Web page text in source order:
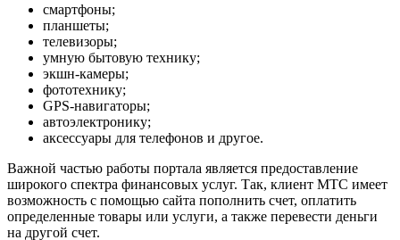
смартфоны;
планшеты;
телевизоры;
умную бытовую технику;
экшн-камеры;
фототехнику;
GPS-навигаторы;
автоэлектронику;
аксессуары для телефонов и другое.
Важной частью работы портала является предоставление
широкого спектра финансовых услуг. Так, клиент МТС имеет
возможность с помощью сайта пополнить счет, оплатить
определенные товары или услуги, а также перевести деньги
на другой счет.